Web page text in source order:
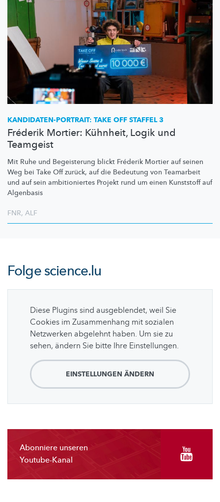
KANDIDATEN-PORTRAIT: TAKE OFF STAFFEL 3
Fréderik Mortier: Kühnheit, Logik und
Teamgeist
Mit Ruhe und Begeisterung blickt Fréderik Mortier auf seinen
Weg bei Take Off zurück, auf die Bedeutung von Teamarbeit
und auf sein ambitioniertes Projekt rund um einen Kunststoff auf
Algenbasis
FNR, ALF
Folgescience.lu
Diese Plugins sind ausgeblendet, weil Sie
Cookies im Zusammenhang mit sozialen
Netzwerken abgelehnt haben. Um sie zu
sehen, ändern Sie bitte Ihre Einstellungen.
EINSTELLUNGEN ÄNDERN
Abonniere unseren
Youtube-Kanal